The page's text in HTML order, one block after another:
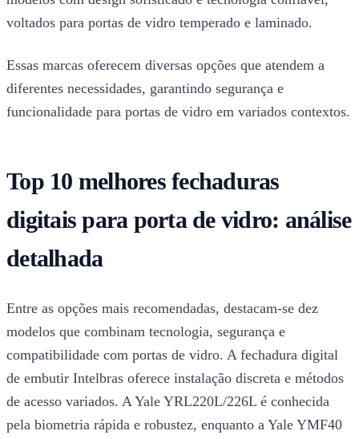
voltados para portas de vidro temperado e laminado.
Essas marcas oferecem diversas opções que atendem a
diferentes necessidades, garantindo segurança e
funcionalidade para portas de vidro em variados contextos.
Top 10 melhores fechaduras
digitais para porta de vidro: análise
detalhada
Entre as opções mais recomendadas, destacam-se dez
modelos que combinam tecnologia, segurança e
compatibilidade com portas de vidro. A fechadura digital
de embutir Intelbras oferece instalação discreta e métodos
de acesso variados. A Yale YRL220L/226L é conhecida
pela biometria rápida e robustez, enquanto a Yale YMF40